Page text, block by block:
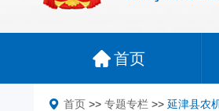
首页
首页 >> 专题专栏 >> 延津县农